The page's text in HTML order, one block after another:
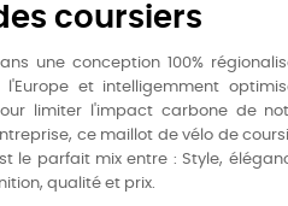
coursiers
une conception 100%
l'Europe et intelligemment
limiter l'impact carbone de
ce maillot de vélo de
le parfait mix entre : Style,
qualité et prix.